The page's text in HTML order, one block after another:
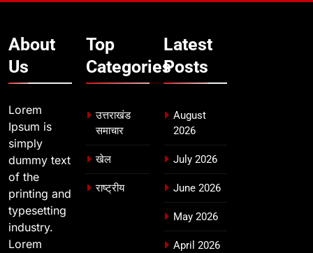
About
Us
Lorem
Ipsum is
simply
dummy text
of the
printing and
typesetting
industry.
Lorem
Top
Categories
उत्तराखंड
समाचार
खेल
राष्ट्रीय
Latest
Posts
August
2026
July 2026
June 2026
May 2026
April 2026